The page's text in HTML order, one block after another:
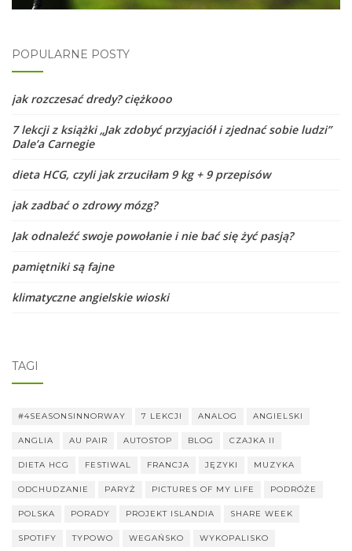
POPULARNE POSTY
jak rozczesać dredy? ciężkooo
7 lekcji z książki „Jak zdobyć przyjaciół i zjednać sobie ludzi”
Dale’a Carnegie
dieta HCG, czyli jak zrzuciłam 9 kg + 9 przepisów
jak zadbać o zdrowy mózg?
Jak odnaleźć swoje powołanie i nie bać się żyć pasją?
pamiętniki są fajne
klimatyczne angielskie wioski
TAGI
#4SEASONSINNORWAY 7 LEKCJI ANALOG ANGIELSKI
ANGLIA AU PAIR AUTOSTOP BLOG CZAJKA II
DIETA HCG FESTIWAL FRANCJA JĘZYKI MUZYKA
ODCHUDZANIE PARYŻ PICTURES OF MY LIFE PODRÓŻE
POLSKA PORADY PROJEKT ISLANDIA SHARE WEEK
SPOTIFY TYPOWO WEGAŃSKO WYKOPALISKO